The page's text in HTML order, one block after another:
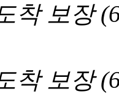
착 보장(
착 보장(